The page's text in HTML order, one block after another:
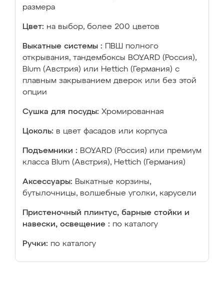
размера
Цвет: на выбор, более 200 цветов
Выкатные системы :
ПВШ полного
открывания, тандембоксы BOYARD (Россия),
Blum (Австрия) или Hettich (Германия) с
плавным закрыванием дверок или без этой
опции
Сушка для посуды: Хромированная
Цоколь: в цвет фасадов или корпуса
Подъемники : BOYARD (Россия) или премиум
класса Blum (Австрия), Hettich (Германия)
Аксессуары: Выкатные корзины,
бутылочницы, волшебные уголки, карусели
Пристеночный плинтус, барные стойки и
навески, освещение : по каталогу
Ручки: по каталогу